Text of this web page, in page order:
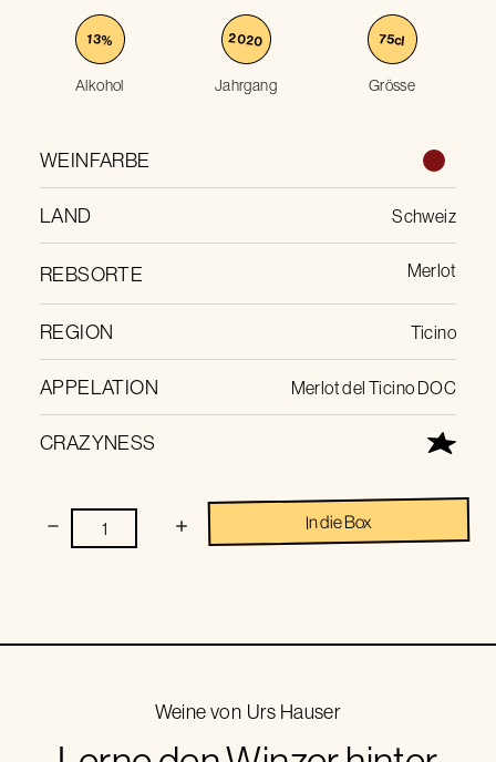
13%
Alkohol
2020
Jahrgang
75cl
Grösse
WEINFARBE
LAND Schweiz
REBSORTE Merlot
REGION Ticino
APPELATION Merlot del Ticino DOC
CRAZYNESS
In die Box
Weine von Urs Hauser